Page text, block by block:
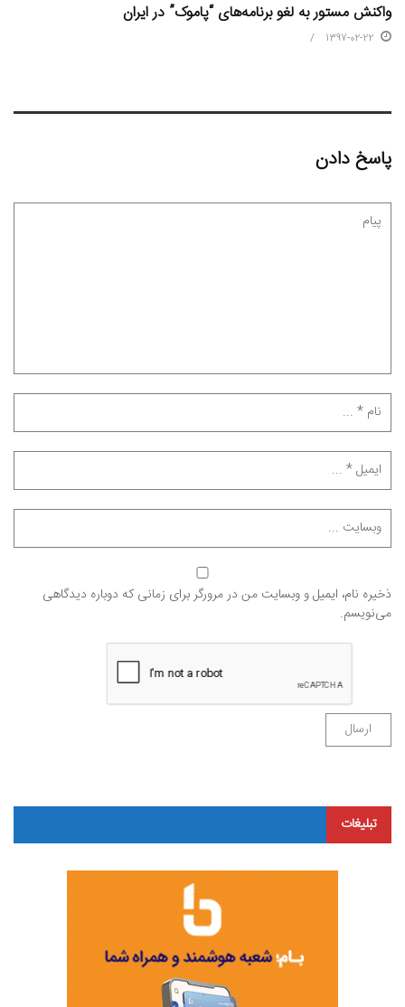
واکنش مستور به لغو برنامه‌های “پاموک” در ایران
1397-02-22
پاسخ دادن
ذخیره نام، ایمیل و وبسایت من در مرورگر برای زمانی که دوباره دیدگاهی
می‌نویسم.
تبلیغات